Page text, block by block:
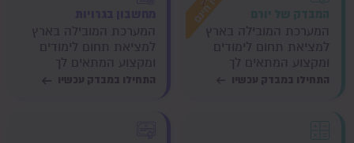
המערכת המובילה בארץ
למציאת תחום לימודים
ומקצוע המתאים לך
התחילו במבדק עכשיו
המערכת המובילה בארץ
למציאת תחום לימודים
ומקצוע המתאים לך
התחילו במבדק עכשיו